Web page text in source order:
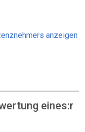
anzeigen
eines:r